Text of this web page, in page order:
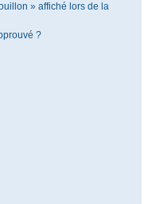
» affiché lors de la
?